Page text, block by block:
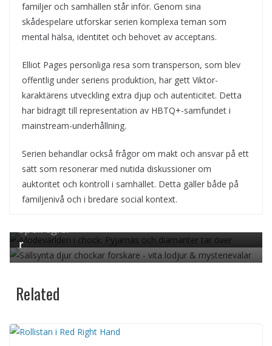
familjer och samhällen står inför. Genom sina
skådespelare utforskar serien komplexa teman som
mental hälsa, identitet och behovet av acceptans.
Elliot Pages personliga resa som transperson, som blev
offentlig under seriens produktion, har gett Viktor-
karaktärens utveckling extra djup och autenticitet. Detta
har bidragit till representation av HBTQ+-samfundet i
mainstream-underhållning.
Serien behandlar också frågor om makt och ansvar på ett
sätt som resonerar med nutida diskussioner om
auktoritet och kontroll i samhället. Detta gäller både på
familjenivå och i bredare social kontext.
← Previous
Köpenhamns pyjamas-chock och svenska str
eetwear-succén: Så skriver 2025 om modets
spelregler
Next →
Extraordinära djursyn förbluffar forskare vä
r
Related